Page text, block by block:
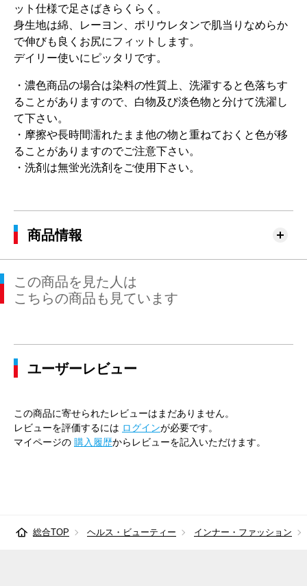
ット仕様で足さばきらくらく。
身生地は綿、レーヨン、ポリウレタンで肌当りなめらか
で伸びも良くお尻にフィットします。
デイリー使いにピッタリです。
・濃色商品の場合は染料の性質上、洗濯すると色落ちす
ることがありますので、白物及び淡色物と分けて洗濯し
て下さい。
・摩擦や長時間濡れたまま他の物と重ねておくと色が移
ることがありますのでご注意下さい。
・洗剤は無蛍光洗剤をご使用下さい。
商品情報
この商品を見た人は
こちらの商品も見ています
ユーザーレビュー
この商品に寄せられたレビューはまだありません。
レビューを評価するには ログインが必要です。
マイページの 購入履歴からレビューを記入いただけます。
総合TOP ヘルス・ビューティー インナー・ファッション